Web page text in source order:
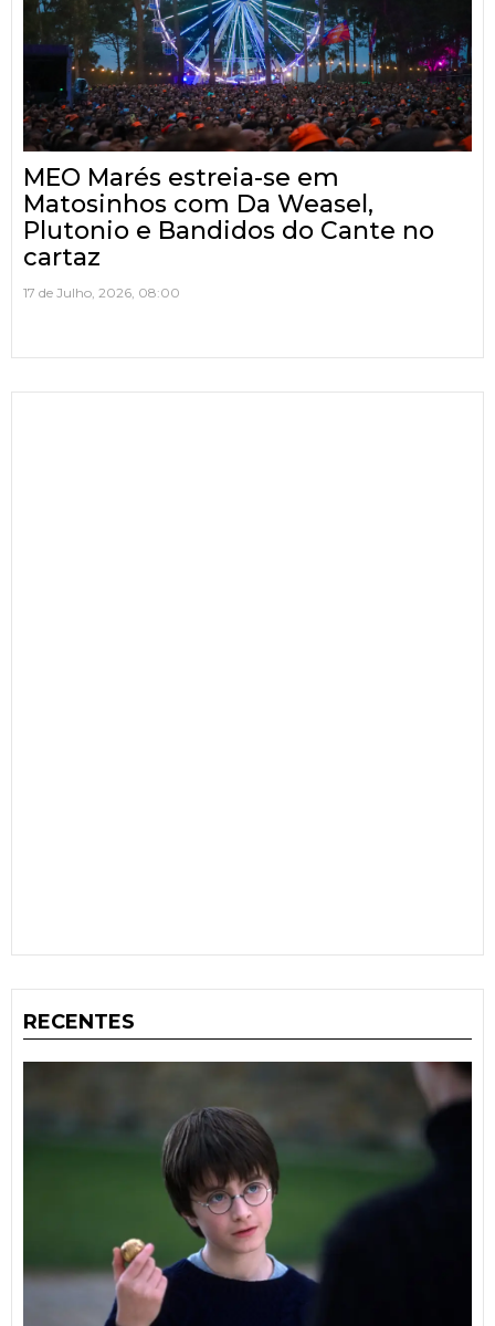
MEO Marés estreia-se em
Matosinhos com Da Weasel,
Plutonio e Bandidos do Cante no
cartaz
17 de Julho, 2026, 08:00
RECENTES